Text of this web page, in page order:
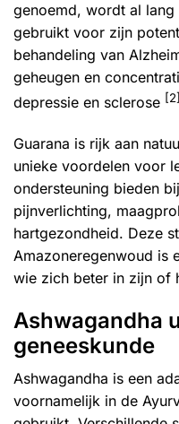
genoemd, wordt al
gebruikt voor zijn
behandeling van
geheugen en
depressie en sclerose [2]
Guarana is rijk aan
unieke voordelen voor
ondersteuning bieden
pijnverlichting,
hartgezondheid. Deze
Amazoneregenwoud is
wie zich beter in zijn of
Ashwagandha
geneeskunde
Ashwagandha is een
voornamelijk in de